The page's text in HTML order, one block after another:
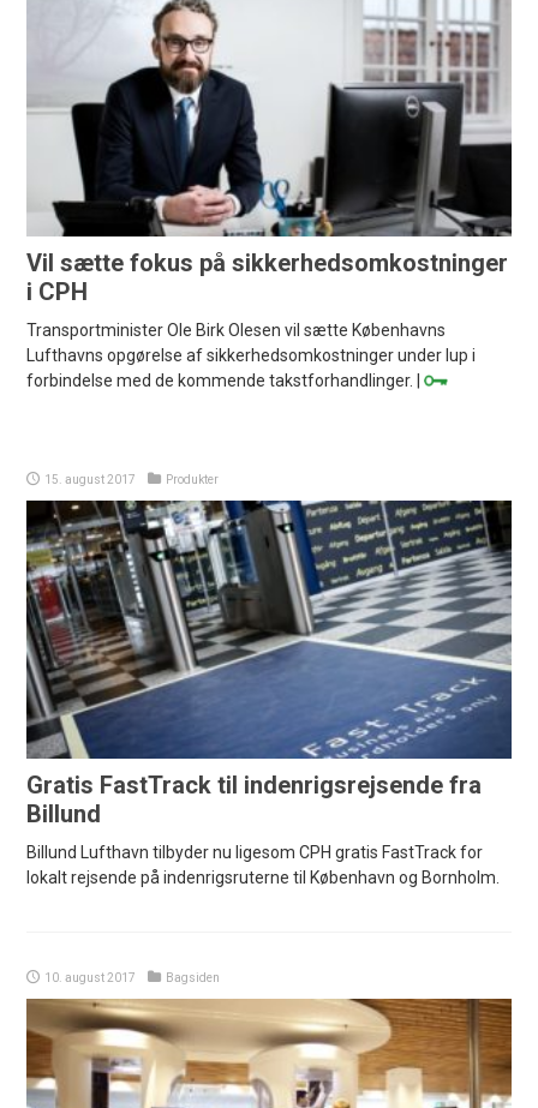
Vil sætte fokus på sikkerhedsomkostninger
i CPH
Transportminister Ole Birk Olesen vil sætte Københavns
Lufthavns opgørelse af sikkerhedsomkostninger under lup i
forbindelse med de kommende takstforhandlinger. |
15. august 2017 Produkter
Gratis FastTrack til indenrigsrejsende fra
Billund
Billund Lufthavn tilbyder nu ligesom CPH gratis FastTrack for
lokalt rejsende på indenrigsruterne til København og Bornholm.
10. august 2017 Bagsiden